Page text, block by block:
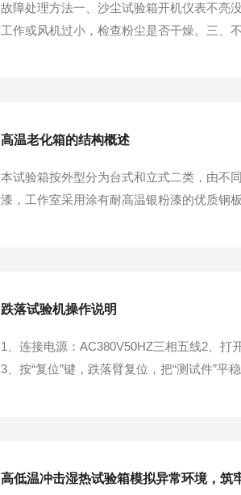
故障处理方法一、沙尘试验箱开机仪表不亮
工作或风机过小，检查粉尘是否干燥。三、
高温老化箱的结构概述
本试验箱按外型分为台式和立式二类，由不
漆，工作室采用涂有耐高温银粉漆的优质钢
跌落试验机操作说明
1、连接电源：AC380V50HZ三相五线2、打
3、按“复位”键，跌落臂复位，把“测试件”平
高低温冲击湿热试验箱模拟异常环境，筑